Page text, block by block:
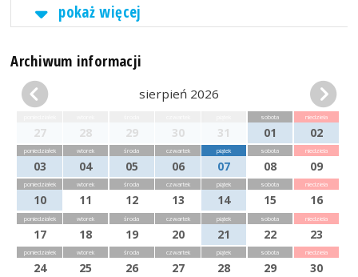
pokaż więcej
Archiwum informacji
sierpień 2026
27 28 29 30 31
sobota
01
niedziela
02
poniedziałek
03
wtorek
04
środa
05
czwartek
06
piątek
07
sobota
08
niedziela
09
poniedziałek
10
wtorek
11
środa
12
czwartek
13
piątek
14
sobota
15
niedziela
16
poniedziałek
17
wtorek
18
środa
19
czwartek
20
piątek
21
sobota
22
niedziela
23
poniedziałek
24
wtorek
25
środa
26
czwartek
27
piątek
28
sobota
29
niedziela
30